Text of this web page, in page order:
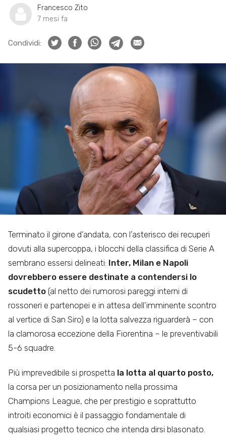
Francesco Zito
7 mesi fa
Condividi:
Terminato il girone d’andata, con l’asterisco dei recuperi
dovuti alla supercoppa, i blocchi della classifica di Serie A
sembrano essersi delineati: Inter, Milan e Napoli
dovrebbero essere destinate a contendersi lo
scudetto (al netto dei rumorosi pareggi interni di
rossoneri e partenopei e in attesa dell’imminente scontro
al vertice di San Siro) e la lotta salvezza riguarderà – con
la clamorosa eccezione della Fiorentina – le preventivabili
5-6 squadre.
Più imprevedibile si prospetta la lotta al quarto posto,
la corsa per un posizionamento nella prossima
Champions League, che per prestigio e soprattutto
introiti economici è il passaggio fondamentale di
qualsiasi progetto tecnico che intenda dirsi blasonato.